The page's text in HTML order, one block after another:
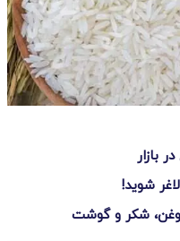
بازار
شوید!
شکر و گوشت